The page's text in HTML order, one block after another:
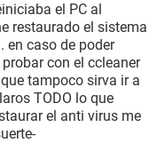
el PC al
restaurado el sistema
en caso de poder
con el ccleaner
tampoco sirva ir a
TODO lo que
el anti virus me